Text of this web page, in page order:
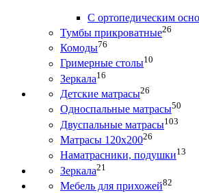
С ортопедическим
Тумбы прикроватные26
Комоды76
Гримерные столы10
Зеркала16
Детские матрасы26
Односпальные матрасы50
Двуспальные матрасы103
Матрасы 120х20026
Наматрасники, подушки13
Зеркала21
Мебель для прихожей82